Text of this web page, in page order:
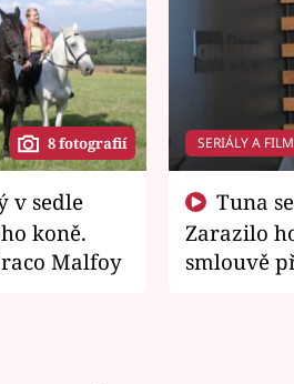
8 fotografií
koně.
Malfoy
SERIÁLY A
Zarazilo
smlouvě